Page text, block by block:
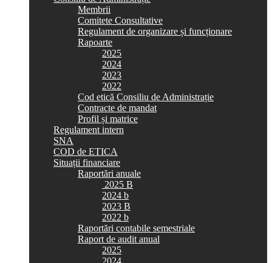
Membrii
Comitete Consultative
Regulament de organizare și funcționare
Rapoarte
2025
2024
2023
2022
Cod etică Consiliu de Administrație
Contracte de mandat
Profil și matrice
Regulament intern
SNA
COD de ETICA
Situații financiare
Raportări anuale
2025 B
2024 b
2023 B
2022 b
Raportări contabile semestriale
Raport de audit anual
2025
2024